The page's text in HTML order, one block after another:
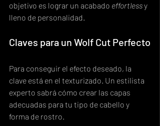
objetivo es lograr un acabado effortless y
lleno de personalidad.
Claves para un Wolf Cut Perfecto
Para conseguir el efecto deseado, la
clave está en el texturizado. Un estilista
experto sabrá cómo crear las capas
adecuadas para tu tipo de cabello y
forma de rostro.